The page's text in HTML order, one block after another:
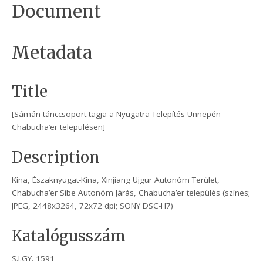
Document
Metadata
Title
[Sámán tánccsoport tagja a Nyugatra Telepítés Ünnepén
Chabucha’er településen]
Description
Kína, Északnyugat-Kína, Xinjiang Ujgur Autonóm Terület,
Chabucha’er Sibe Autonóm Járás, Chabucha’er település (színes;
JPEG, 2448x3264, 72x72 dpi; SONY DSC-H7)
Katalógusszám
S.I.GY. 1591